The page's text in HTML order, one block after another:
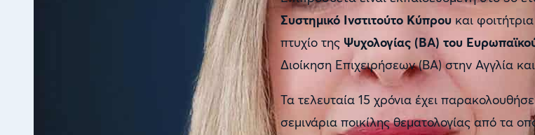
Συστημικό Ινστιτούτο Κύπρουκαι
πτυχίο της Ψυχολογίας (BA) του
Διοίκηση Επιχειρήσεων (BA) στην Αγγλία
Τα τελευταία 15 χρόνια έχει
σεμινάρια ποικίλης θεματολογίας από τα